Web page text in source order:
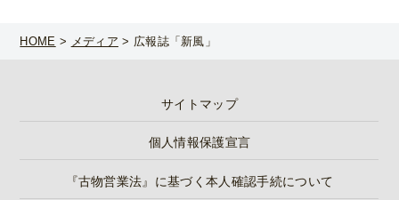
HOME > メディア > 広報誌「新風」
サイトマップ
個人情報保護宣言
『古物営業法』に基づく本人確認手続について